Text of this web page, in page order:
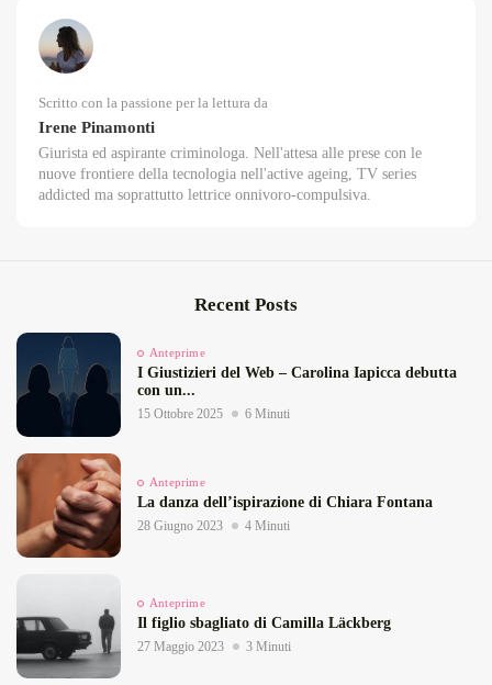
Scritto con la passione per la lettura da
Irene Pinamonti
Giurista ed aspirante criminologa. Nell'attesa alle prese con le
nuove frontiere della tecnologia nell'active ageing, TV series
addicted ma soprattutto lettrice onnivoro-compulsiva.
Recent Posts
Anteprime
I Giustizieri del Web – Carolina Iapicca debutta
con un...
15 Ottobre 2025 6 Minuti
Anteprime
La danza dell’ispirazione di Chiara Fontana
28 Giugno 2023 4 Minuti
Anteprime
Il figlio sbagliato di Camilla Läckberg
27 Maggio 2023 3 Minuti